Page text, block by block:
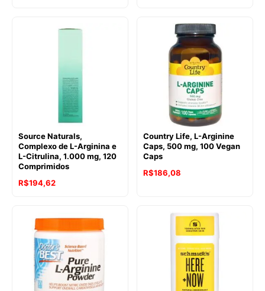
Source Naturals,
Complexo de L-Arginina e
L-Citrulina, 1.000 mg, 120
Comprimidos
R$194,62
Country Life, L-Arginine
Caps, 500 mg, 100 Vegan
Caps
R$186,08